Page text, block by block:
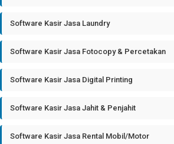
Software Kasir Jasa Laundry
Software Kasir Jasa Fotocopy & Percetakan
Software Kasir Jasa Digital Printing
Software Kasir Jasa Jahit & Penjahit
Software Kasir Jasa Rental Mobil/Motor